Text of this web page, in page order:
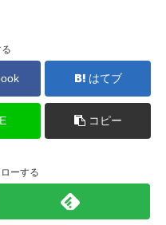
はてブ
コピー
ーする